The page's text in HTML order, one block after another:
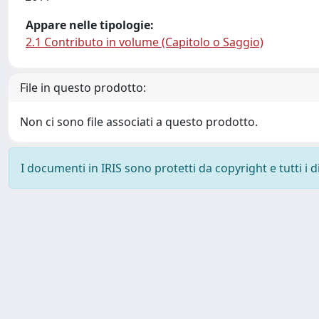
Appare nelle tipologie:
2.1 Contributo in volume (Capitolo o Saggio)
File in questo prodotto:
Non ci sono file associati a questo prodotto.
I documenti in IRIS sono protetti da copyright e tutti i